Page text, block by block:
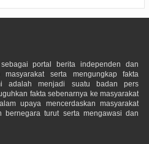
sebagai portal berita independen dan
masyarakat serta mengungkap fakta
adalah menjadi suatu badan pers
fakta sebenarnya ke masyarakat
upaya mencerdaskan masyarakat
bernegara turut serta mengawasi dan